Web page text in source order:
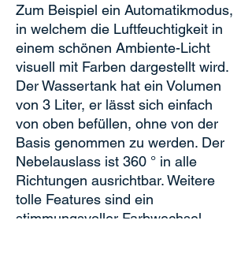
Zum Beispiel ein Automatikmodus,
in welchem die Luftfeuchtigkeit in
einem schönen Ambiente-Licht
visuell mit Farben dargestellt wird.
Der Wassertank hat ein Volumen
von 3 Liter, er lässt sich einfach
von oben befüllen, ohne von der
Basis genommen zu werden. Der
Nebelauslass ist 360 ° in alle
Richtungen ausrichtbar. Weitere
tolle Features sind ein
stimmungsvoller Farbwechsel